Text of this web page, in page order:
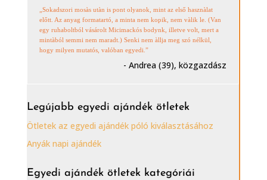
„Sokadszori mosàs utàn is pont olyanok, mint az első hasznàlat
előtt. Az anyag formatartó, a minta nem kopik, nem vàlik le. (Van
egy ruhaboltból vásárolt Micimackós bodynk, illetve volt, mert a
mintàból semmi nem maradt.) Senki nem àllja meg szó nélkül,
hogy milyen mutatós, valóban egyedi.”
- Andrea (39), közgazdász
Legújabb egyedi ajándék ötletek
Ötletek az egyedi ajándék póló kiválasztásához
Anyák napi ajándék
Egyedi ajándék ötletek kategóriái